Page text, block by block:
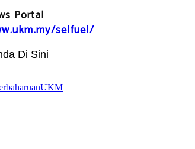
Portal
selfuel/
Di Sini
UKM